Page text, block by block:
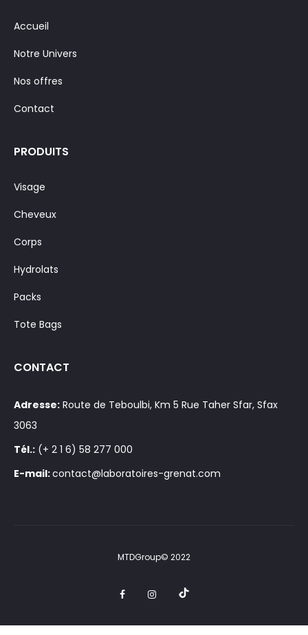
Accueil
Notre Univers
Nos offres
Contact
PRODUITS
Visage
Cheveux
Corps
Hydrolats
Packs
Tote Bags
CONTACT
Adresse: Route de Teboulbi, Km 5 Rue Taher Sfar, Sfax
3063
Tél.: (+ 2 1 6) 58 277 000
E-mail:contact@laboratoires-grenat.com
MTDGroup© 2022
F
e
I
t
t